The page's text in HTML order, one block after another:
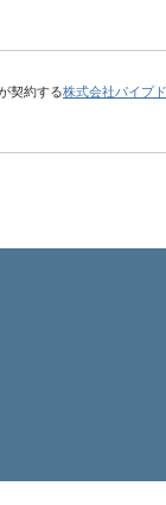
契約する株式会社パイプ